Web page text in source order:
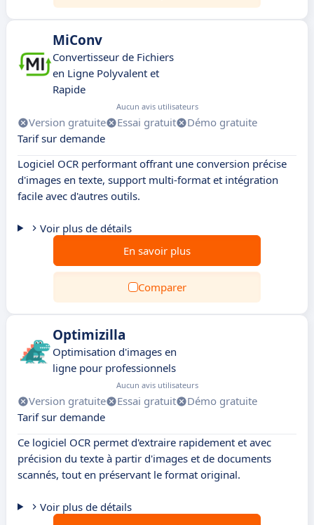
MiConv
Convertisseur de Fichiers
en Ligne Polyvalent et
Rapide
Aucun avis utilisateurs
Version gratuite Essai gratuit
Démo gratuite
Tarif sur demande
Logiciel OCR performant offrant une conversion précise
d'images en texte, support multi-format et intégration
facile avec d'autres outils.
Voir plus de détails
En savoir plus
Comparer
Optimizilla
Optimisation d'images en
ligne pour professionnels
Aucun avis utilisateurs
Version gratuite Essai gratuit
Démo gratuite
Tarif sur demande
Ce logiciel OCR permet d'extraire rapidement et avec
précision du texte à partir d'images et de documents
scannés, tout en préservant le format original.
Voir plus de détails